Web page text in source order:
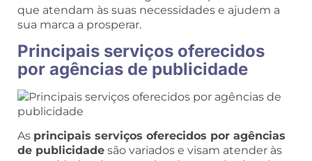
que atendam às suas necessidades e ajudem a
sua marca a prosperar.
Principais serviços oferecidos
por agências de publicidade
As principais serviços oferecidos por agências
de publicidade são variados e visam atender às